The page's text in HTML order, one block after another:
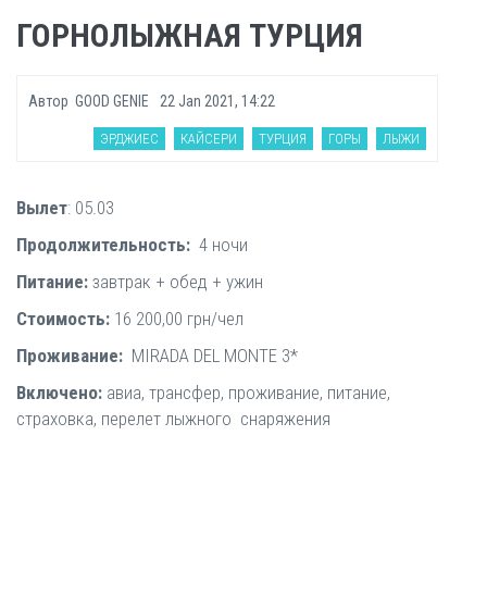
ГОРНОЛЫЖНАЯ ТУРЦИЯ
Автор GOOD GENIE 22 Jan 2021, 14:22
ЭРДЖИЕС КАЙСЕРИ ТУРЦИЯ ГОРЫ ЛЫЖИ
Вылет: 05.03
Продолжительность: 4 ночи
Питание: завтрак + обед + ужин
Стоимость: 16 200,00 грн/чел
Проживание: MIRADA DEL MONTE 3*
Включено: авиа, трансфер, проживание, питание,
страховка, перелет лыжного снаряжения